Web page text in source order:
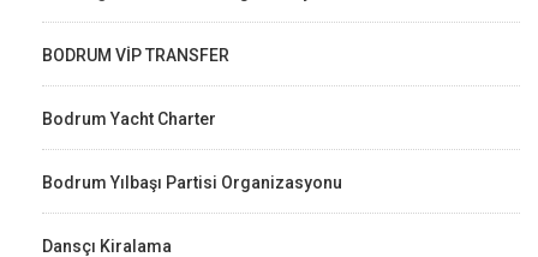
BODRUM VİP TRANSFER
Bodrum Yacht Charter
Bodrum Yılbaşı Partisi Organizasyonu
Dansçı Kiralama